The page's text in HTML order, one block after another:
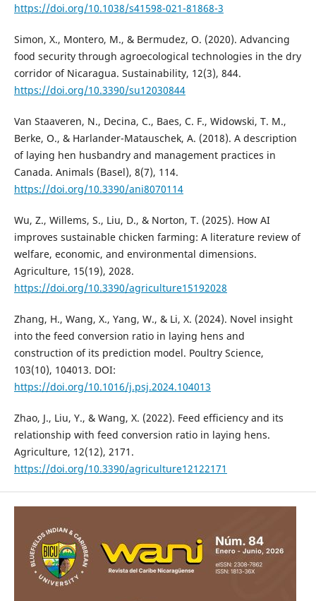
https://doi.org/10.1038/s41598-021-81868-3
Simon, X., Montero, M., & Bermudez, O. (2020). Advancing
food security through agroecological technologies in the dry
corridor of Nicaragua. Sustainability, 12(3), 844.
https://doi.org/10.3390/su12030844
Van Staaveren, N., Decina, C., Baes, C. F., Widowski, T. M.,
Berke, O., & Harlander-Matauschek, A. (2018). A description
of laying hen husbandry and management practices in
Canada. Animals (Basel), 8(7), 114.
https://doi.org/10.3390/ani8070114
Wu, Z., Willems, S., Liu, D., & Norton, T. (2025). How AI
improves sustainable chicken farming: A literature review of
welfare, economic, and environmental dimensions.
Agriculture, 15(19), 2028.
https://doi.org/10.3390/agriculture15192028
Zhang, H., Wang, X., Yang, W., & Li, X. (2024). Novel insight
into the feed conversion ratio in laying hens and
construction of its prediction model. Poultry Science,
103(10), 104013. DOI:
https://doi.org/10.1016/j.psj.2024.104013
Zhao, J., Liu, Y., & Wang, X. (2022). Feed efficiency and its
relationship with feed conversion ratio in laying hens.
Agriculture, 12(12), 2171.
https://doi.org/10.3390/agriculture12122171